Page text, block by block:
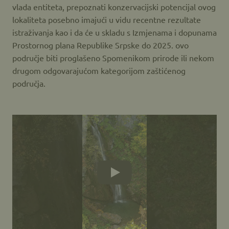
vlada entiteta, prepoznati konzervacijski potencijal ovog
lokaliteta posebno imajući u vidu recentne rezultate
istraživanja kao i da će u skladu s Izmjenama i dopunama
Prostornog plana Republike Srpske do 2025. ovo
područje biti proglašeno Spomenikom prirode ili nekom
drugom odgovarajućom kategorijom zaštićenog
područja.
Play